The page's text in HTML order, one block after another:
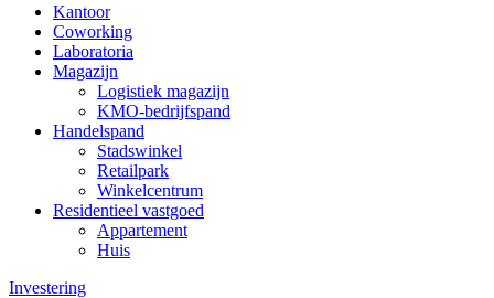
Kantoor
Coworking
Laboratoria
Magazijn
Logistiek magazijn
KMO-bedrijfspand
Handelspand
Stadswinkel
Retailpark
Winkelcentrum
Residentieel vastgoed
Appartement
Huis
Investering